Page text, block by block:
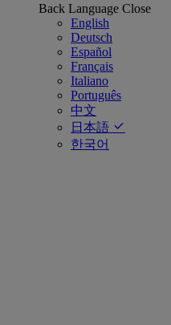
Back Language Close
English
Deutsch
Español
Français
Italiano
Português
中文
日本語
한국어